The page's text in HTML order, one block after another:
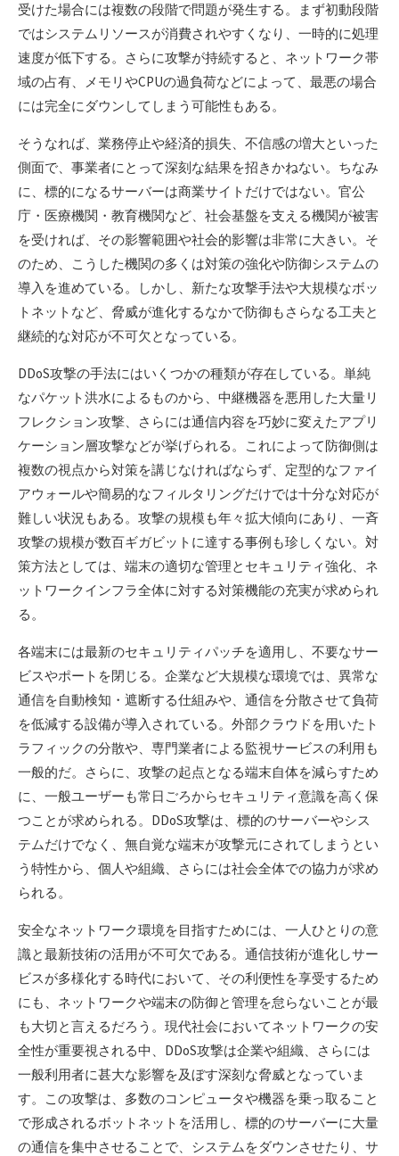
受けた場合には複数の段階で問題が発生する。まず初動段階
ではシステムリソースが消費されやすくなり、一時的に処理
速度が低下する。さらに攻撃が持続すると、ネットワーク帯
域の占有、メモリやCPUの過負荷などによって、最悪の場合
には完全にダウンしてしまう可能性もある。
そうなれば、業務停止や経済的損失、不信感の増大といった
側面で、事業者にとって深刻な結果を招きかねない。ちなみ
に、標的になるサーバーは商業サイトだけではない。官公
庁・医療機関・教育機関など、社会基盤を支える機関が被害
を受ければ、その影響範囲や社会的影響は非常に大きい。そ
のため、こうした機関の多くは対策の強化や防御システムの
導入を進めている。しかし、新たな攻撃手法や大規模なボッ
トネットなど、脅威が進化するなかで防御もさらなる工夫と
継続的な対応が不可欠となっている。
DDoS攻撃の手法にはいくつかの種類が存在している。単純
なパケット洪水によるものから、中継機器を悪用した大量リ
フレクション攻撃、さらには通信内容を巧妙に変えたアプリ
ケーション層攻撃などが挙げられる。これによって防御側は
複数の視点から対策を講じなければならず、定型的なファイ
アウォールや簡易的なフィルタリングだけでは十分な対応が
難しい状況もある。攻撃の規模も年々拡大傾向にあり、一斉
攻撃の規模が数百ギガビットに達する事例も珍しくない。対
策方法としては、端末の適切な管理とセキュリティ強化、ネ
ットワークインフラ全体に対する対策機能の充実が求められ
る。
各端末には最新のセキュリティパッチを適用し、不要なサー
ビスやポートを閉じる。企業など大規模な環境では、異常な
通信を自動検知・遮断する仕組みや、通信を分散させて負荷
を低減する設備が導入されている。外部クラウドを用いたト
ラフィックの分散や、専門業者による監視サービスの利用も
一般的だ。さらに、攻撃の起点となる端末自体を減らすため
に、一般ユーザーも常日ごろからセキュリティ意識を高く保
つことが求められる。DDoS攻撃は、標的のサーバーやシス
テムだけでなく、無自覚な端末が攻撃元にされてしまうとい
う特性から、個人や組織、さらには社会全体での協力が求め
られる。
安全なネットワーク環境を目指すためには、一人ひとりの意
識と最新技術の活用が不可欠である。通信技術が進化しサー
ビスが多様化する時代において、その利便性を享受するため
にも、ネットワークや端末の防御と管理を怠らないことが最
も大切と言えるだろう。現代社会においてネットワークの安
全性が重要視される中、DDoS攻撃は企業や組織、さらには
一般利用者に甚大な影響を及ぼす深刻な脅威となっていま
す。この攻撃は、多数のコンピュータや機器を乗っ取ること
で形成されるボットネットを活用し、標的のサーバーに大量
の通信を集中させることで、システムをダウンさせたり、サ